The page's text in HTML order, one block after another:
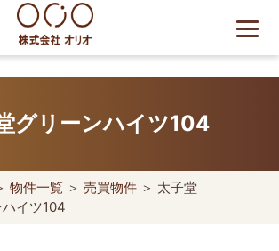
世田谷区の相続・空き家・借
却・買取は株式会社Orio
グリーンハイツ104
物件一覧 ＞ 売買物件 ＞ 太子堂
イツ104